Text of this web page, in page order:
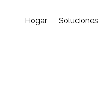
Hogar Soluciones